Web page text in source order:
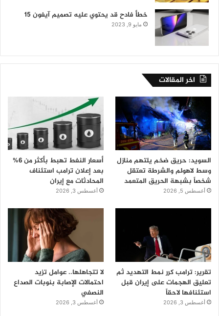
خطأ فادح قد يحتوي عليه تصميم آيفون 15
مايو 9, 2023
اخر المقالات
السويد: حريق ضخم يلتهم منازل
وسط لاهولم والشرطة تعتقل
شخصاً بشبهة الحريق المتعمد
أغسطس 5, 2026
أسعار النفط تهبط بأكثر من 6%
بعد إعلان ترامب استئناف
المحادثات مع إيران
أغسطس 3, 2026
تقرير: ترامب كرر نمط التهديد ثم
تعليق الهجمات على إيران قبل
استئنافها لاحقاً
أغسطس 3, 2026
لا تتجاهلها.. عوامل تزيد
احتمالات الإصابة بنوبات الصداع
النصفي
أغسطس 3, 2026